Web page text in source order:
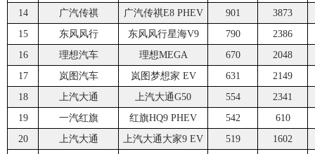
14
广汽传祺 广汽传祺E8 PHEV 901
3873
15
东风风行 东风风行星海V9 790
2386
16
理想汽车 理想MEGA 670
2048
17
岚图汽车 岚图梦想家 EV 631
2149
18
上汽大通 上汽大通G50 554
2341
19
一汽红旗 红旗HQ9 PHEV 542
610
20
上汽大通 上汽大通大家9 EV 519
1602